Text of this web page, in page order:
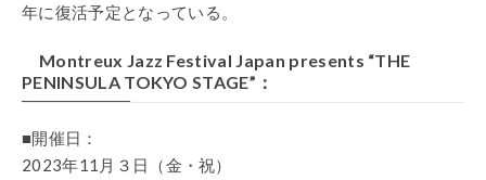
年に復活予定となっている。
Montreux Jazz Festival Japan presents “THE
PENINSULA TOKYO STAGE”：
■開催日：
2023年11月３日（金・祝）